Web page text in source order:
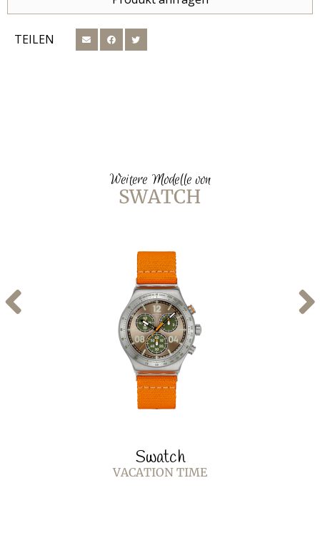
TEILEN
Weitere Modelle von
SWATCH
Swatch
VACATION TIME